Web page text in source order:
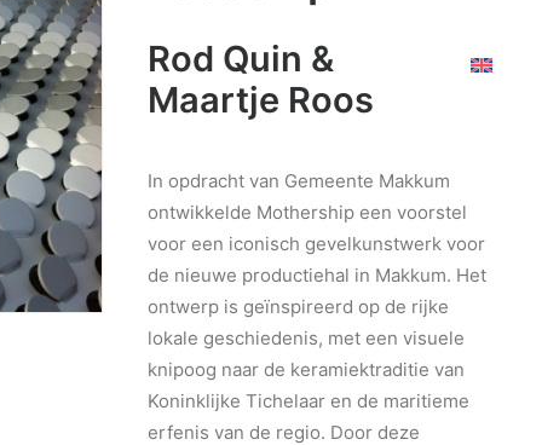
Rod Quin &
Maartje Roos
In opdracht van Gemeente Makkum
ontwikkelde Mothership een voorstel
voor een iconisch gevelkunstwerk voor
de nieuwe productiehal in Makkum. Het
ontwerp is geïnspireerd op de rijke
lokale geschiedenis, met een visuele
knipoog naar de keramiektraditie van
Koninklijke Tichelaar en de maritieme
erfenis van de regio. Door deze